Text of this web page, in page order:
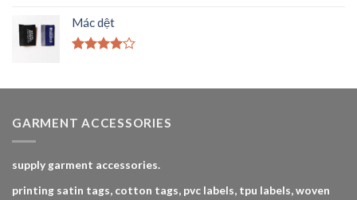
4.005
sao
Mác dệt
4.005
GARMENT ACCESSORIES
supply garment accessories.
printing satin tags, cotton tags, pvc labels, tpu labels, woven